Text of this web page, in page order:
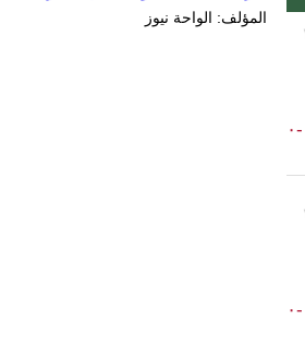
-٠
-٠
المؤلف: الواحة نيوز